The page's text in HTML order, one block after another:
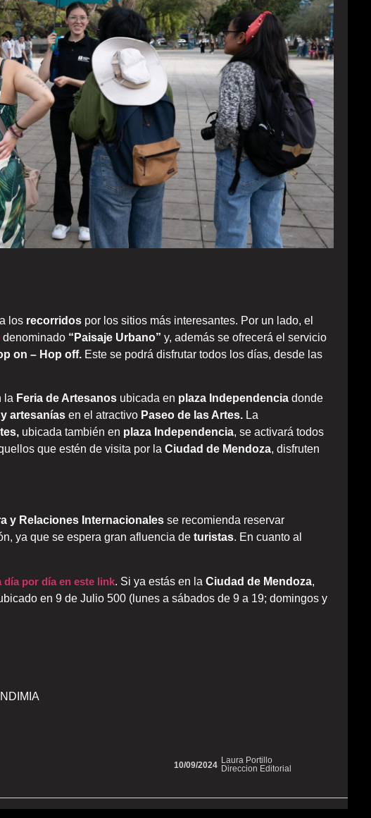
los recorridos por los sitios más interesantes. Por un lado, el
denominado “Paisaje Urbano” y, además se ofrecerá el servicio
on – Hop off. Este se podrá disfrutar todos los días, desde las
la Feria de Artesanos ubicada en plaza Independencia donde
artesanías en el atractivo Paseo de las Artes. La
ubicada también en plaza Independencia, se activará todos
que estén de visita por la Ciudad de Mendoza, disfruten
y Relaciones Internacionales se recomienda reservar
ya que se espera gran afluencia de turistas. En cuanto al
día por día en este link. Si ya estás en la Ciudad de Mendoza,
en 9 de Julio 500 (lunes a sábados de 9 a 19; domingos y
Laura Portillo
Direccion Editorial
10/09/2024